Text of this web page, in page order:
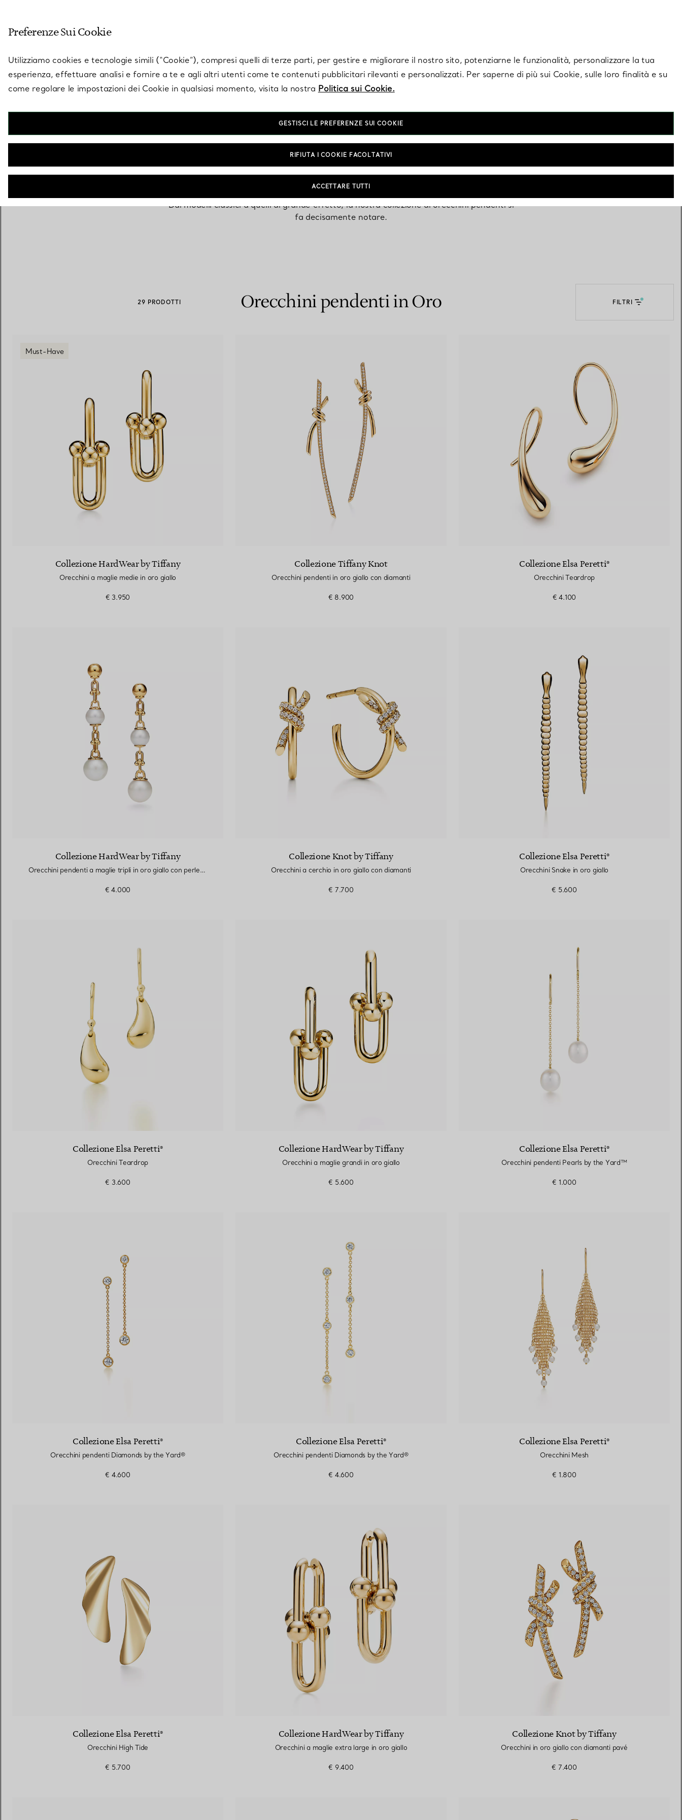
con un esperto di diamanti Tiffany.
Orecchini pendenti
Dai modelli classici a quelli di grande effetto, la nostra collezione di orecchini pendenti si
fa decisamente notare.
29 PRODOTTI Orecchini pendenti in Oro FILTRI
Must-Have
Collezione HardWear by Tiffany
Orecchini a maglie medie in oro giallo
€ 3.950
Collezione Tiffany Knot
Orecchini pendenti in oro giallo con diamanti
€ 8.900
Collezione Elsa Peretti®
Orecchini Teardrop
€ 4.100
Collezione HardWear by Tiffany
Orecchini pendenti a maglie tripli in oro giallo con perle d’acqua dolce
€ 4.000
Collezione Knot by Tiffany
Orecchini a cerchio in oro giallo con diamanti
€ 7.700
Collezione Elsa Peretti®
Orecchini Snake in oro giallo
€ 5.600
Collezione Elsa Peretti®
Orecchini Teardrop
€ 3.600
Collezione HardWear by Tiffany
Orecchini a maglie grandi in oro giallo
€ 5.600
Collezione Elsa Peretti®
Orecchini pendenti Pearls by the Yard™
€ 1.000
Collezione Elsa Peretti®
Orecchini pendenti Diamonds by the Yard®
€ 4.600
Collezione Elsa Peretti®
Orecchini pendenti Diamonds by the Yard®
€ 4.600
Collezione Elsa Peretti®
Orecchini Mesh
€ 1.800
Collezione Elsa Peretti®
Orecchini High Tide
€ 5.700
Collezione HardWear by Tiffany
Orecchini a maglie extra large in oro giallo
€ 9.400
Collezione Knot by Tiffany
Orecchini in oro giallo con diamanti pavé
€ 7.400
Preferenze Sui Cookie
Utilizziamo cookies e tecnologie simili (“Cookie”), compresi quelli di terze parti, per gestire e migliorare il nostro sito, potenziarne le funzionalità, personalizzare la tua
esperienza, effettuare analisi e fornire a te e agli altri utenti come te contenuti pubblicitari rilevanti e personalizzati. Per saperne di più sui Cookie, sulle loro finalità e su
come regolare le impostazioni dei Cookie in qualsiasi momento, visita la nostra Politica sui Cookie.
GESTISCI LE PREFERENZE SUI COOKIE
RIFIUTA I COOKIE FACOLTATIVI
ACCETTARE TUTTI